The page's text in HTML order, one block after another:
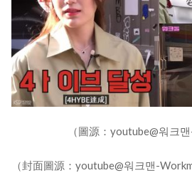
（圖源：youtube@워크
（封面圖源：youtube@워크맨-